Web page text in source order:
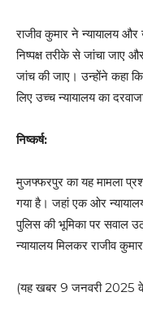
राजीव कुमार ने न्यायालय
निष्पक्ष तरीके से जांचा जाए
जांच की जाए। उन्होंने कहा
लिए उच्च न्यायालय का
निष्कर्ष:
मुजफ्फरपुर का यह मामला
गया है। जहां एक ओर
पुलिस की भूमिका पर सवाल
न्यायालय मिलकर राजीव
(यह खबर 9 जनवरी 2025